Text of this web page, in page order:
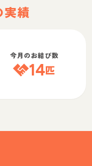
実績
今月のお結び数
14匹